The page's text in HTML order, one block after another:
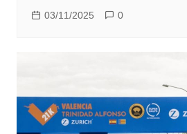
03/11/2025 0